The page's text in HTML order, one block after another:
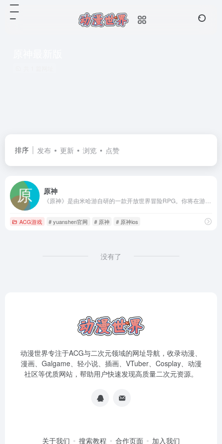
排序 发布 更新 浏览 点赞
原神
ACG游戏 # yuanshen官网 # 原神 # 原神ios
没有了
动漫世界专注于ACG与二次元领域的网址导航，收录动漫、
漫画、Galgame、轻小说、插画、VTuber、Cosplay、动漫
社区等优质网站，帮助用户快速发现高质量二次元资源。
关于我们 搜索教程 合作页面 加入我们